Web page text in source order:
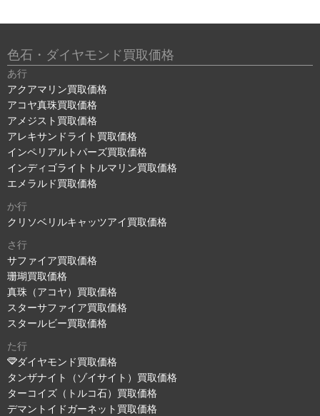
色石・ダイヤモンド買取価格
あ行
アクアマリン買取価格
アコヤ真珠買取価格
アメジスト買取価格
アレキサンドライト買取価格
インペリアルトパーズ買取価格
インディゴライトトルマリン買取価格
エメラルド買取価格
か行
クリソベリルキャッツアイ買取価格
さ行
サファイア買取価格
珊瑚買取価格
真珠（アコヤ）買取価格
スターサファイア買取価格
スタールビー買取価格
た行
ダイヤモンド買取価格
タンザナイト（ゾイサイト）買取価格
ターコイズ（トルコ石）買取価格
デマントイドガーネット買取価格